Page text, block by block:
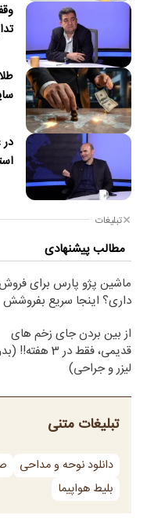
تبلیغات
مطالب پیشنهادی
ماشین پژو پارس برای فروش
داری؟ اینجا سریع بفروشش
از بین بردن جای زخم های
قدیمی، فقط در 3
لیزر و جراحی)
تبلیغات متنی
دانلود نوحه و مداحی
بلیط هواپیما